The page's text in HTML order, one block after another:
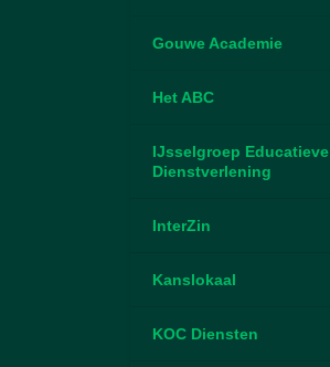
Gouwe Academie
Het ABC
IJsselgroep Educatieve
Dienstverlening
InterZin
Kanslokaal
KOC Diensten